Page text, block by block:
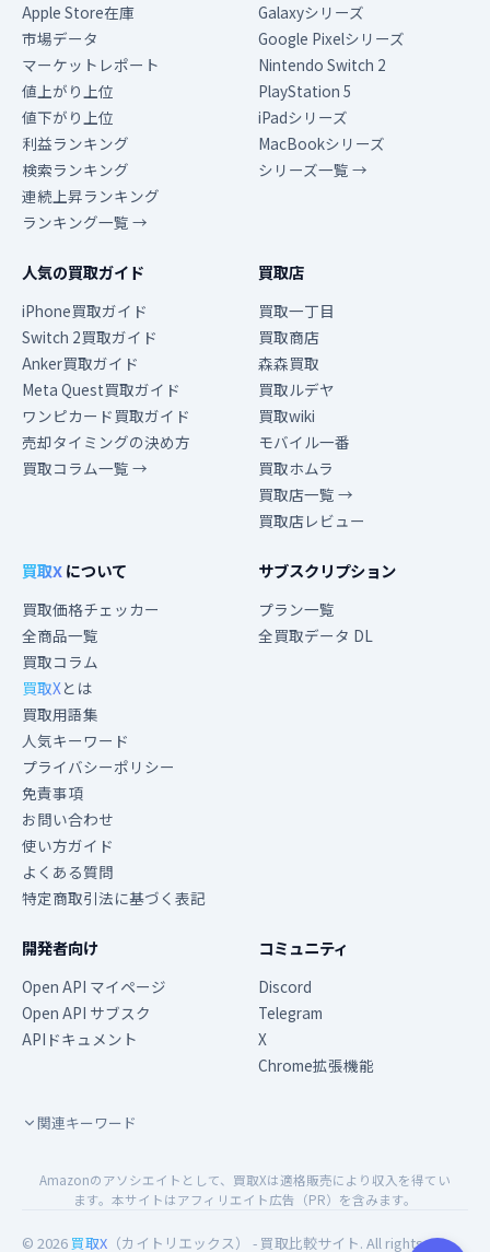
Apple Store在庫
市場データ
マーケットレポート
値上がり上位
値下がり上位
利益ランキング
検索ランキング
連続上昇ランキング
ランキング一覧 →
Galaxyシリーズ
Google Pixelシリーズ
Nintendo Switch 2
PlayStation 5
iPadシリーズ
MacBookシリーズ
シリーズ一覧 →
人気の買取ガイド
iPhone買取ガイド
Switch 2買取ガイド
Anker買取ガイド
Meta Quest買取ガイド
ワンピカード買取ガイド
売却タイミングの決め方
買取コラム一覧 →
買取店
買取一丁目
買取商店
森森買取
買取ルデヤ
買取wiki
モバイル一番
買取ホムラ
買取店一覧 →
買取店レビュー
買取Xについて
買取価格チェッカー
全商品一覧
買取コラム
買取Xとは
買取用語集
人気キーワード
プライバシーポリシー
免責事項
お問い合わせ
使い方ガイド
よくある質問
特定商取引法に基づく表記
サブスクリプション
プラン一覧
全買取データ DL
開発者向け
Open API マイページ
Open API サブスク
APIドキュメント
コミュニティ
Discord
Telegram
X
Chrome拡張機能
関連キーワード
Amazonのアソシエイトとして、買取Xは適格販売により収入を得てい
ます。本サイトはアフィリエイト広告（PR）を含みます。
© 2026 買取X （カイトリエックス） - 買取比較サイト. All rights